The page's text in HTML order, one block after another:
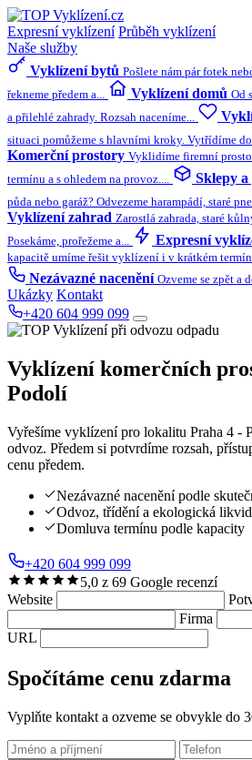
Expresní vyklízení Průběh vyklízení
Naše služby
Vyklízení bytů Pošlete nám pár fotek
řekneme předem a...
Vyklízení domů Od
a přilehlé zahrady. Rozsah naceníme...
situaci pomůžeme s hlavními kroky. Vytřídíme
Komerční prostory Vyklidíme firemní
termínu a s ohledem na provoz....
Sklepy a
půda nebo garáž? Odvezeme harampádí, staré
Vyklízení zahrad Zarostlá zahrada, staré
Posekáme, prořežeme a...
Expresní
kapacitě umíme řešit vyklízení i v krátkém
Nezávazné nacenění Ozveme se zpět a
Ukázky Kontakt
+420 604 999 099
Vyklízení komerčních
Podolí
Vyřešíme vyklízení pro lokalitu Praha 4 -
odvoz. Předem si potvrdíme rozsah,
cenu předem.
Nezávazné nacenění podle
Odvoz, třídění a ekologická
Domluva termínu podle kapacity
+420 604 999 099
5,0 z 69 Google recenzí
Website
Firma
URL
Spočítáme cenu zdarma
Vyplňte kontakt a ozveme se obvykle do